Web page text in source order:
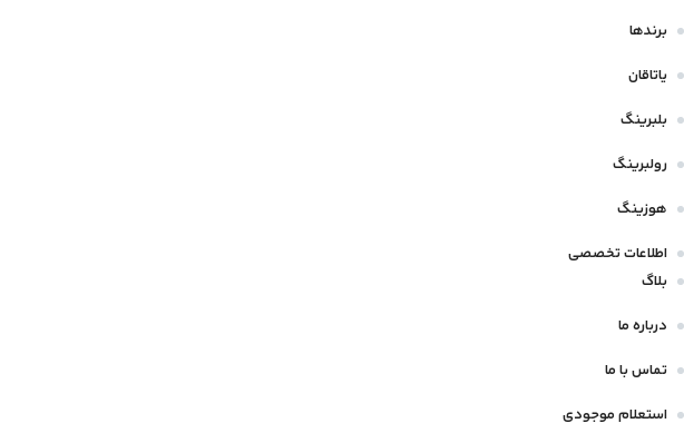
برندها
یاتاقان
بلبرینگ
رولبرینگ
هوزینگ
اطلاعات تخصصی
بلاگ
درباره ما
تماس با ما
استعلام موجودی